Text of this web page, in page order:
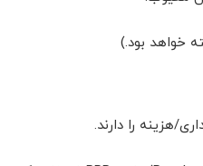
خواهد بود.)